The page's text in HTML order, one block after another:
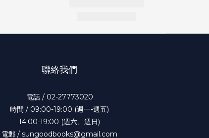
聯絡我們
電話 / 02-27773020
時間 / 09:00-19:00 (週一-週五)
14:00-19:00 (週六、週日)
電郵 / sungoodbooks@gmail.com